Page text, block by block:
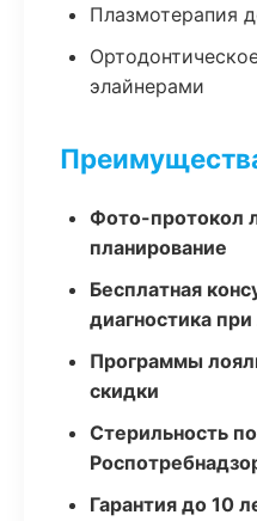
Плазмотерапия
элайнерами
Фото-протокол
планирование
Бесплатная
диагностика
Программы
скидки
Стерильность
Гарантия до 10